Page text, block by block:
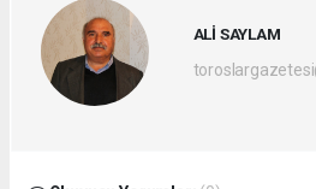
ALİ SAYLAM